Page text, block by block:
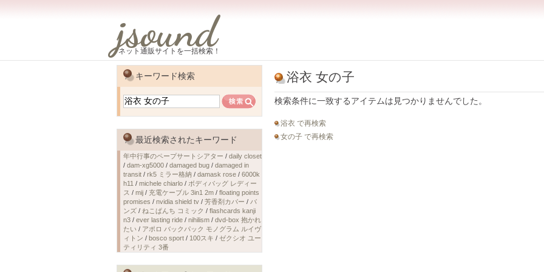
jsound
ネット通販サイトを一括検索！
浴衣 女の子
検索条件に一致するアイテムは見つかりませんでした。
浴衣 で再検索
女の子 で再検索
キーワード検索
最近検索されたキーワード
年中行事のペープサートシアター / daily closet
/ dam-xg5000 / damaged bug / damaged in
transit / rk5 ミラー格納 / damask rose / 6000k
h11 / michele chiarlo / ボディバッグ レディー
ス / mij / 充電ケーブル 3in1 2m / floating points
promises / nvidia shield tv / 芳香剤カバー / バ
ンズ / ねこぱんち コミック / flashcards kanji
n3 / ever lasting ride / nihilism / dvd-box 抱かれ
たい / アポロ バックパック モノグラム ルイヴ
ィトン / bosco sport / 100スキ / ゼクシオ ユー
ティリティ 3番